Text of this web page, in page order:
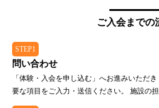
ご入会までの
STEP1
問い合わせ
「体験・入会を申し込む」へお進みいただ
要な項目をご入力・送信ください。 施設の